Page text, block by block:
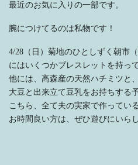
最近のお気に入りの一部です。
腕につけてるのは私物です！
4/28（日）菊地のひとしずく朝市
にはいくつかブレスレットを持っ
他には、高森産の天然ハチミツと
大豆と出来立て豆乳をお持ちする
こちら、全て夫の実家で作ってい
お時間良い方は、ぜひ遊びにいら